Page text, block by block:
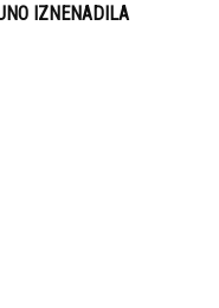
IZNENADILA